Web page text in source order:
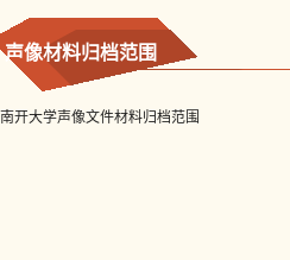
声像材料归档范围
南开大学声像文件材料归档范围